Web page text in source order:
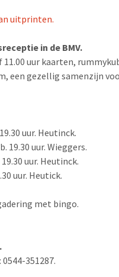
uitprinten.
in de BMV.
uur kaarten,
een gezellig samenzijn
uur. Heutinck.
19.30 uur. Wieggers.
uur. Heutinck.
uur. Heutick.
met bingo.
351287.